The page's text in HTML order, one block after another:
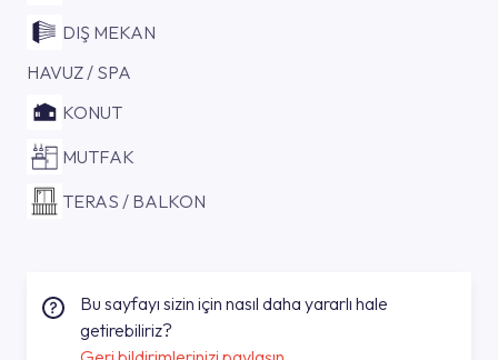
DIŞ MEKAN
HAVUZ / SPA
KONUT
MUTFAK
TERAS / BALKON
Bu sayfayı sizin için nasıl daha yararlı hale
getirebiliriz?